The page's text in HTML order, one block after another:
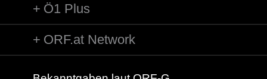
Ö1 Plus
ORF.at Network